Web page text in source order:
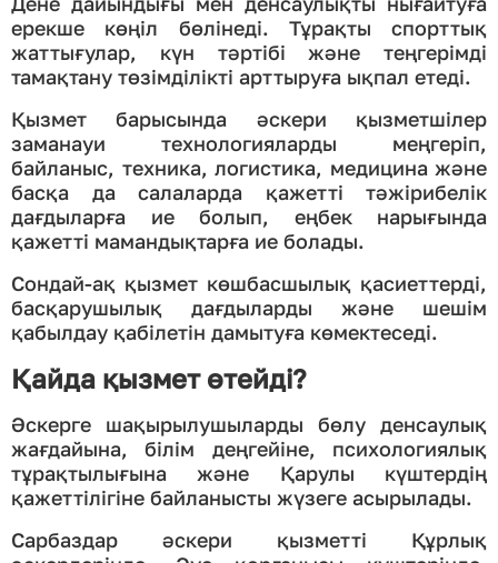
ерекше көңіл бөлінеді. Тұрақты спорттық
жаттығулар, күн тәртібі және теңгерімді
тамақтану төзімділікті арттыруға ықпал етеді.
Қызмет барысында әскери қызметшілер
заманауи технологияларды меңгеріп,
байланыс, техника, логистика, медицина және
басқа да салаларда қажетті тәжірибелік
дағдыларға ие болып, еңбек нарығында
қажетті мамандықтарға ие болады.
Сондай-ақ қызмет көшбасшылық қасиеттерді,
басқарушылық дағдыларды және шешім
қабылдау қабілетін дамытуға көмектеседі.
Қайда қызмет өтейді?
Әскерге шақырылушыларды бөлу денсаулық
жағдайына, білім деңгейіне, психологиялық
тұрақтылығына және Қарулы күштердің
қажеттілігіне байланысты жүзеге асырылады.
Сарбаздар әскери қызметті Құрлық